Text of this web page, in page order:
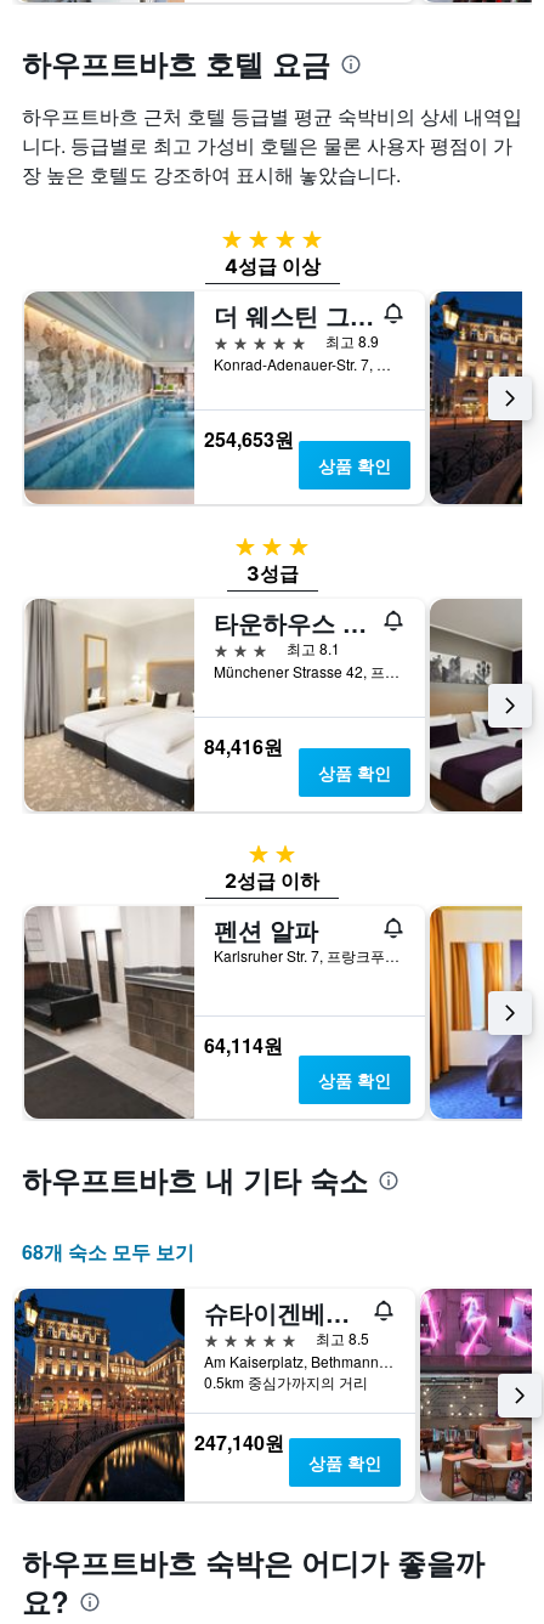
하우프트바흐 호텔 요금
하우프트바흐 근처 호텔 등급별 평균 숙박비의 상세 내역입
니다. 등급별로 최고 가성비 호텔은 물론 사용자 평점이 가
장 높은 호텔도 강조하여 표시해 놓았습니다.
4성급
4성급 이상
더 웨스틴 그랜드 프랑크푸르트
5성급
최고 8.9
Konrad-Adenauer-Str. 7, 프랑크푸르트암마인, 헤센, 독일
254,653원
상품 확인
3성급
3성급
타운하우스 호텔
3성급
최고 8.1
Münchener Strasse 42, 프랑크푸르트암마인, 헤센, 독일
84,416원
상품 확인
2성급
2성급 이하
펜션 알파
Karlsruher Str. 7, 프랑크푸르트암마인, 헤센, 독일
64,114원
상품 확인
하우프트바흐 내 기타 숙소
68개 숙소 모두 보기
슈타이겐베르거 아이콘 프랑크푸르터 호프
5성급
최고 8.5
Am Kaiserplatz, Bethmannstraße 33, 프랑크푸르트암마인, 헤센, 독일
0.5km 중심가까지의 거리
247,140원
상품 확인
하우프트바흐 숙박은 어디가 좋을까
요?